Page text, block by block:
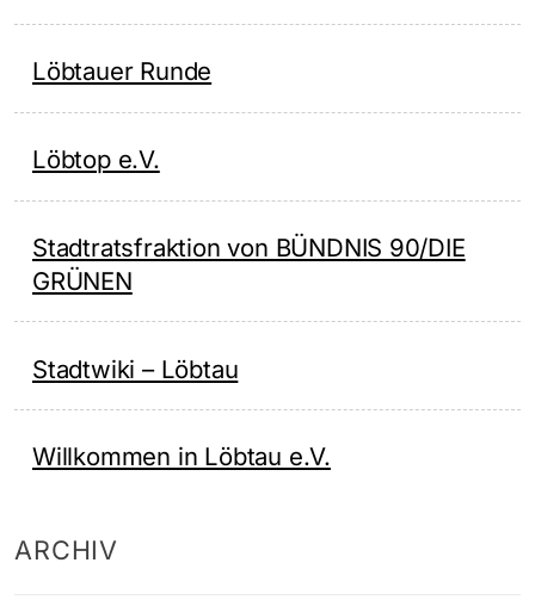
Löbtauer Runde
Löbtop e.V.
Stadtratsfraktion von BÜNDNIS 90/DIE
GRÜNEN
Stadtwiki – Löbtau
Willkommen in Löbtau e.V.
ARCHIV